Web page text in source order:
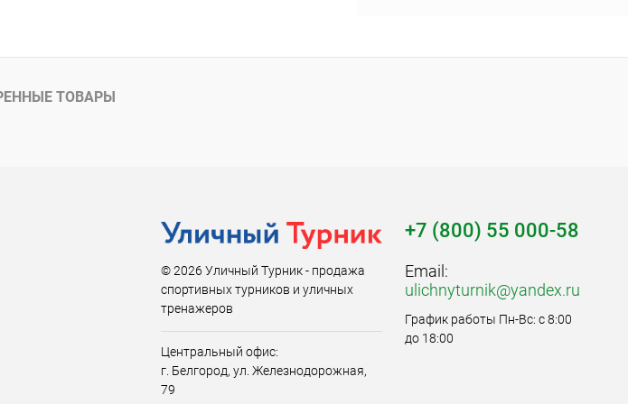
ТОВАРЫ
© 2026 Уличный Турник - продажа
спортивных турников и уличных
тренажеров
Центральный офис:
г. Белгород, ул. Железнодорожная,
79
+7 (800) 55 000-58
Email:
ulichnyturnik@yandex.ru
График работы Пн-Вс: с 8:00
до 18:00